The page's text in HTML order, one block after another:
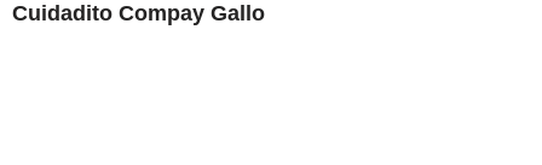
Cuidadito Compay Gallo